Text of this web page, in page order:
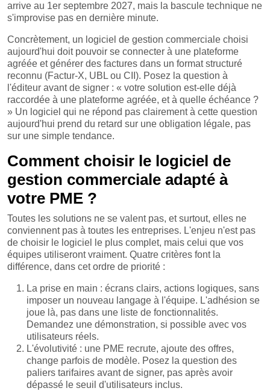
arrive au 1er septembre 2027, mais la bascule technique ne
s'improvise pas en dernière minute.
Concrètement, un logiciel de gestion commerciale choisi
aujourd'hui doit pouvoir se connecter à une plateforme
agréée et générer des factures dans un format structuré
reconnu (Factur-X, UBL ou CII). Posez la question à
l'éditeur avant de signer : « votre solution est-elle déjà
raccordée à une plateforme agréée, et à quelle échéance ?
» Un logiciel qui ne répond pas clairement à cette question
aujourd'hui prend du retard sur une obligation légale, pas
sur une simple tendance.
Comment choisir le logiciel de
gestion commerciale adapté à
votre PME ?
Toutes les solutions ne se valent pas, et surtout, elles ne
conviennent pas à toutes les entreprises. L'enjeu n'est pas
de choisir le logiciel le plus complet, mais celui que vos
équipes utiliseront vraiment. Quatre critères font la
différence, dans cet ordre de priorité :
La prise en main : écrans clairs, actions logiques, sans
imposer un nouveau langage à l'équipe. L'adhésion se
joue là, pas dans une liste de fonctionnalités.
Demandez une démonstration, si possible avec vos
utilisateurs réels.
L'évolutivité : une PME recrute, ajoute des offres,
change parfois de modèle. Posez la question des
paliers tarifaires avant de signer, pas après avoir
dépassé le seuil d'utilisateurs inclus.